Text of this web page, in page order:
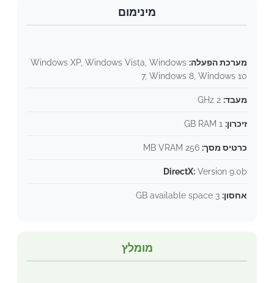
מינימום
מערכת הפעלה: Windows XP, Windows Vista, Windows
7, Windows 8, Windows 10
מעבד:
זיכרון:
כרטיס מסך:
DirectX: Version 9.0b
אחסון:
מומלץ